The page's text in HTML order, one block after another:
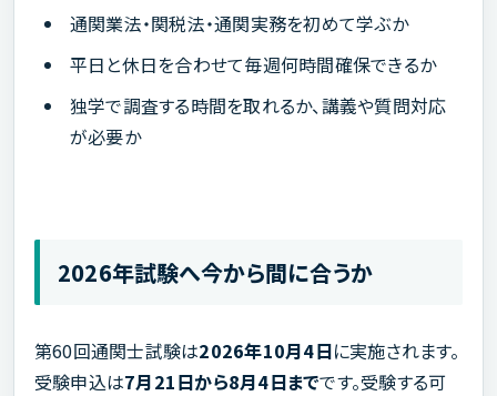
通関業法・関税法・通関実務を初めて学ぶか
平日と休日を合わせて毎週何時間確保できるか
独学で調査する時間を取れるか、講義や質問対応
が必要か
2026年試験へ今から間に合うか
第60回通関士試験は2026年10月4日に実施されます。
受験申込は7月21日から8月4日までです。受験する可